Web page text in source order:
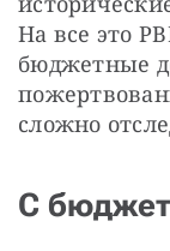
На все это
бюджетные
сложно
С